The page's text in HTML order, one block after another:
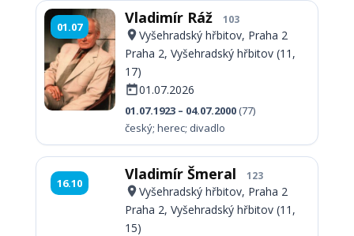
01.07 Vladimír Ráž 103
Vyšehradský hřbitov, Praha 2
Praha 2, Vyšehradský hřbitov (11,
17)
01.07.2026
01.07.1923 – 04.07.2000 (77)
český; herec; divadlo
16.10 Vladimír Šmeral 123
Vyšehradský hřbitov, Praha 2
Praha 2, Vyšehradský hřbitov (11,
15)